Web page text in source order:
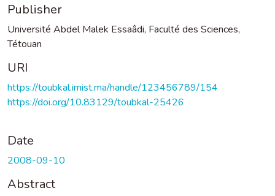
Publisher
Université Abdel Malek Essaâdi, Faculté des Sciences,
Tétouan
URI
https://toubkal.imist.ma/handle/123456789/154
https://doi.org/10.83129/toubkal-25426
Date
2008-09-10
Abstract